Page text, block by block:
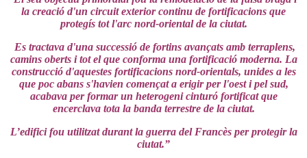
la creació d'un circuit exterior continu de fortificacions que
protegís tot l'arc nord-oriental de la ciutat.
Es tractava d'una successió de fortins avançats amb terraplens,
camins oberts i tot el que conforma una fortificació moderna. La
construcció d'aquestes fortificacions nord-orientals, unides a les
que poc abans s'havien començat a erigir per l'oest i pel sud,
acabava per formar un heterogeni cinturó fortificat que
encerclava tota la banda terrestre de la ciutat.
L’edifici fou utilitzat durant la guerra del Francès per protegir la
ciutat.”